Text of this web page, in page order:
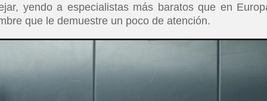
yendo a especialistas más baratos que en
que le demuestre un poco de atención.